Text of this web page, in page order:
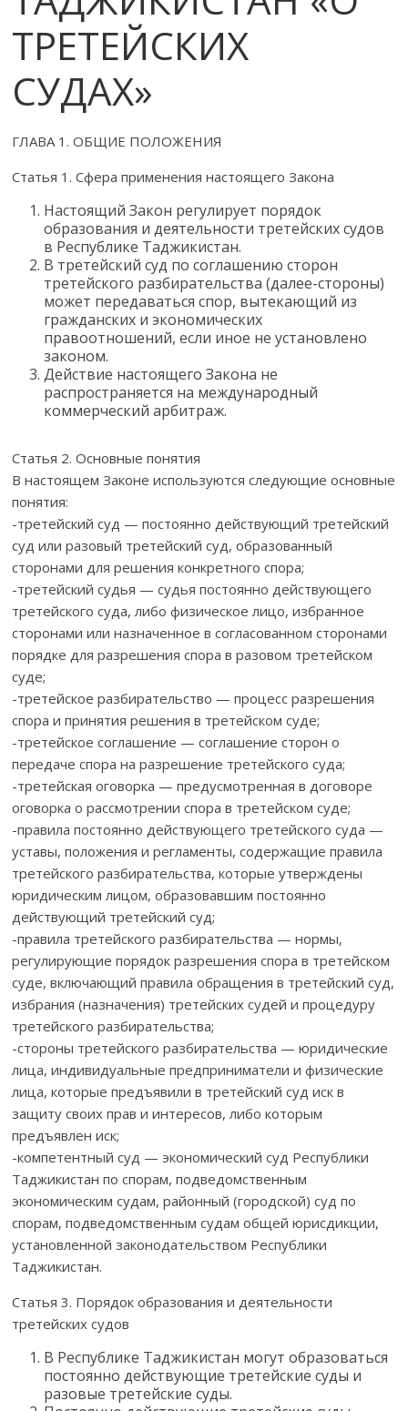
ТРЕТЕЙСКИХ
СУДАХ»
ГЛАВА 1. ОБЩИЕ ПОЛОЖЕНИЯ
Статья 1. Сфера применения настоящего Закона
Настоящий Закон регулирует порядок
образования и деятельности третейских судов
в Республике Таджикистан.
В третейский суд по соглашению сторон
третейского разбирательства (далее-стороны)
может передаваться спор, вытекающий из
гражданских и экономических
правоотношений, если иное не установлено
законом.
Действие настоящего Закона не
распространяется на международный
коммерческий арбитраж.
Статья 2. Основные понятия
В настоящем Законе используются следующие основные
понятия:
-третейский суд — постоянно действующий третейский
суд или разовый третейский суд, образованный
сторонами для решения конкретного спора;
-третейский судья — судья постоянно действующего
третейского суда, либо физическое лицо, избранное
сторонами или назначенное в согласованном сторонами
порядке для разрешения спора в разовом третейском
суде;
-третейское разбирательство — процесс разрешения
спора и принятия решения в третейском суде;
-третейское соглашение — соглашение сторон о
передаче спора на разрешение третейского суда;
-третейская оговорка — предусмотренная в договоре
оговорка о рассмотрении спора в третейском суде;
-правила постоянно действующего третейского суда —
уставы, положения и регламенты, содержащие правила
третейского разбирательства, которые утверждены
юридическим лицом, образовавшим постоянно
действующий третейский суд;
-правила третейского разбирательства — нормы,
регулирующие порядок разрешения спора в третейском
суде, включающий правила обращения в третейский суд,
избрания (назначения) третейских судей и процедуру
третейского разбирательства;
-стороны третейского разбирательства — юридические
лица, индивидуальные предприниматели и физические
лица, которые предъявили в третейский суд иск в
защиту своих прав и интересов, либо которым
предъявлен иск;
-компетентный суд — экономический суд Республики
Таджикистан по спорам, подведомственным
экономическим судам, районный (городской) суд по
спорам, подведомственным судам общей юрисдикции,
установленной законодательством Республики
Таджикистан.
Статья 3. Порядок образования и деятельности
третейских судов
В Республике Таджикистан могут образоваться
постоянно действующие третейские суды и
разовые третейские суды.